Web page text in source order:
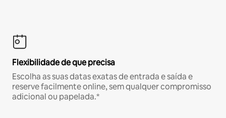
Flexibilidade de que precisa
Escolha as suas datas exatas de entrada e saída e
reserve facilmente online, sem qualquer compromisso
adicional ou papelada.*